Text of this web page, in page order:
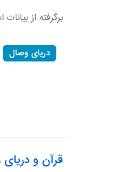
برگرفته از بیانات
دریای وصال
قرآن و